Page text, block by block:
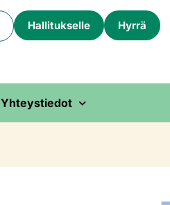
Hallitukselle Hyrrä
Yhteystiedot